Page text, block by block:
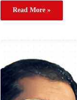
Read More »